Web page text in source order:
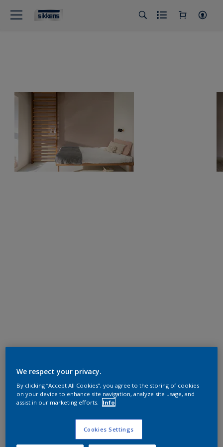
We respect your privacy.
By clicking “Accept All Cookies”, you agree to the storing of cookies
on your device to enhance site navigation, analyze site usage, and
assist in our marketing efforts.
Info
Cookies Settings